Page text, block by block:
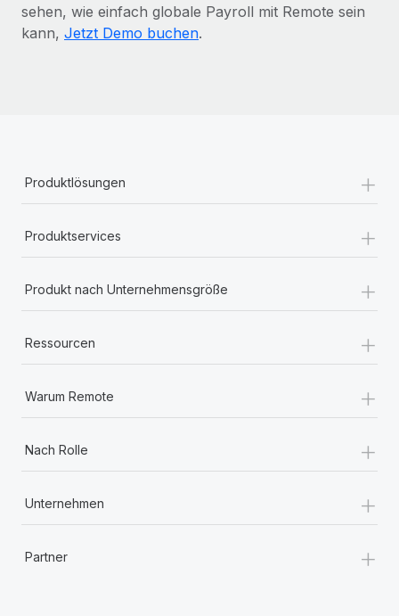
sehen, wie einfach globale Payroll mit Remote sein
kann, Jetzt Demo buchen.
Produktlösungen +
Produktservices +
Produkt nach Unternehmensgröße +
Ressourcen +
Warum Remote +
Nach Rolle +
Unternehmen +
Partner +